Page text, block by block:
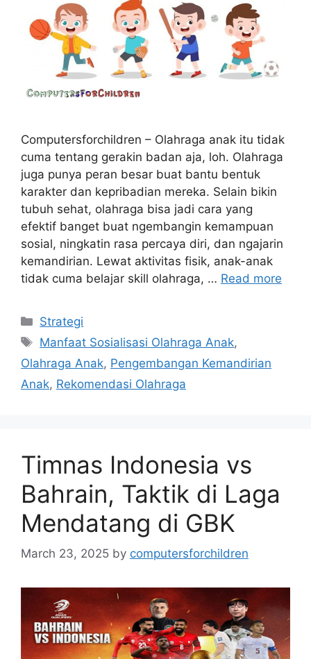
Computersforchildren – Olahraga anak itu tidak
cuma tentang gerakin badan aja, loh. Olahraga
juga punya peran besar buat bantu bentuk
karakter dan kepribadian mereka. Selain bikin
tubuh sehat, olahraga bisa jadi cara yang
efektif banget buat ngembangin kemampuan
sosial, ningkatin rasa percaya diri, dan ngajarin
kemandirian. Lewat aktivitas fisik, anak-anak
tidak cuma belajar skill olahraga, … Read more
Categories
Strategi
Tags
Manfaat Sosialisasi Olahraga Anak,
Olahraga Anak, Pengembangan Kemandirian
Anak, Rekomendasi Olahraga
Timnas Indonesia vs
Bahrain, Taktik di Laga
Mendatang di GBK
March 23, 2025 by computersforchildren